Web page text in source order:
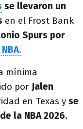
se llevaron un
en el Frost Bank
Spurs por
mínima
por Jalen
en Texas y se
la NBA 2026.